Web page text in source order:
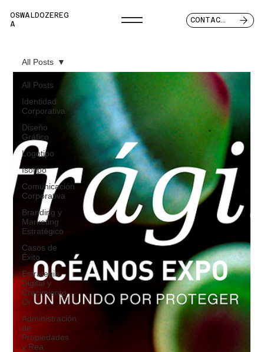
OSWALDOZEREG
A
CONTACTO
All Posts
Identidad
Corporativa
Diseño
Gráfico
Logotipo
Isotipo
Comunicación
Corporativa
Branding y
Marketing
Estratégico
Casos de
Éxito
Estrategia
Digital y
Crecimiento
Or
Administración
de
Propiedades
y Rea
All Posts